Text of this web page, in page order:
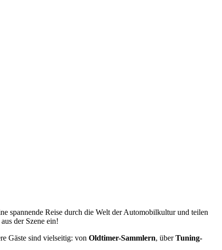
spannende Reise durch die Welt der Automobilkultur und teilen
der Szene ein!
Gäste sind vielseitig: von Oldtimer-Sammlern, überTuning-